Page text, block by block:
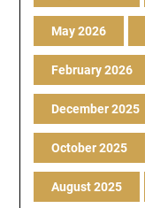
May 2026
February 2026
December 2025
October 2025
August 2025